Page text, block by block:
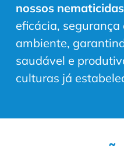
nossos
eficácia, segurança
ambiente,
saudável e
culturas já